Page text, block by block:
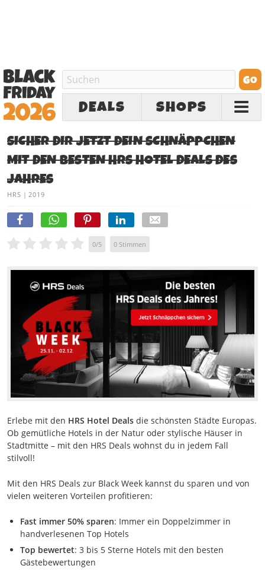
DEALS SHOPS
SICHER DIR JETZT DEIN SCHNÄPPCHEN
MIT DEN BESTEN HRS HOTEL DEALS DES
JAHRES
HRS | 2019
0/5 0 Stimmen
Erlebe mit den HRS Hotel Deals die schönsten Städte Europas.
Ob gemütliche Hotels in der Natur oder stylische Häuser in
Stadtmitte – mit den HRS Deals wohnst du in jedem Fall
stilvoll!
Mit den HRS Deals zur Black Week kannst du sparen und von
vielen weiteren Vorteilen profitieren:
Fast immer 50% sparen: Immer ein Doppelzimmer in
handverlesenen Top Hotels
Top bewertet: 3 bis 5 Sterne Hotels mit den besten
Gästebewertungen